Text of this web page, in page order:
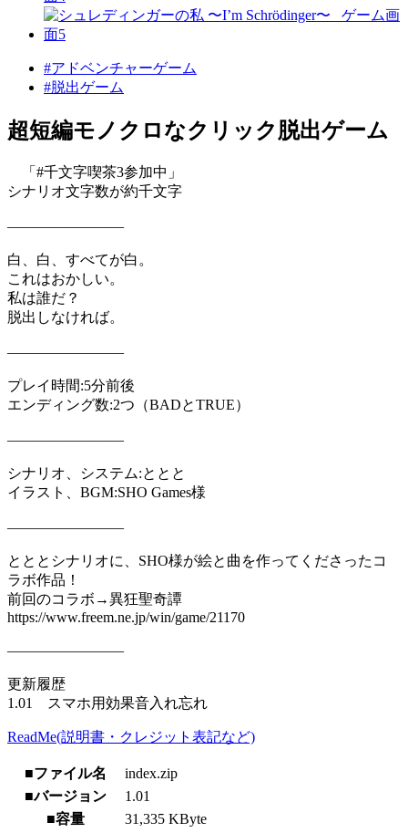
#アドベンチャーゲーム
#脱出ゲーム
超短編モノクロなクリック脱出ゲーム
「#千文字喫茶3参加中」
シナリオ文字数が約千文字
――――――――
白、白、すべてが白。
これはおかしい。
私は誰だ？
脱出しなければ。
――――――――
プレイ時間:5分前後
エンディング数:2つ（BADとTRUE）
――――――――
シナリオ、システム:ととと
イラスト、BGM:SHO Games様
――――――――
とととシナリオに、SHO様が絵と曲を作ってくださったコ
ラボ作品！
前回のコラボ→異狂聖奇譚
https://www.freem.ne.jp/win/game/21170
――――――――
更新履歴
1.01 スマホ用効果音入れ忘れ
ReadMe(説明書・クレジット表記など)
■ファイル名
index.zip
■バージョン
1.01
■容量
31,335 KByte